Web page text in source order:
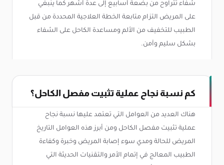
شفاء تتراوح من بضعة أسابيع إلى عدة أشهر كما ينبغي
على المريض التزام متابعة الخطة العلاجية المحددة من قبل
الطبيب للتخفيف من الألم ومساعدة الكاحل على الشفاء
بشكل سليم وآمن.
كم نسبة نجاح عملية تثبيت مفصل الكاحل؟
هناك العديد من العوامل التي تعتمد عليها نسبة نجاح
عملية تثبيت مفصل الكاحل ومن أبرز هذه العوامل التاريخ
المريض للحالة ومدي سوء إصابة المريض وخبرة وكفاءة
الطبيب المعالج في إتمام الأمر والتقنيات الحديثة التي